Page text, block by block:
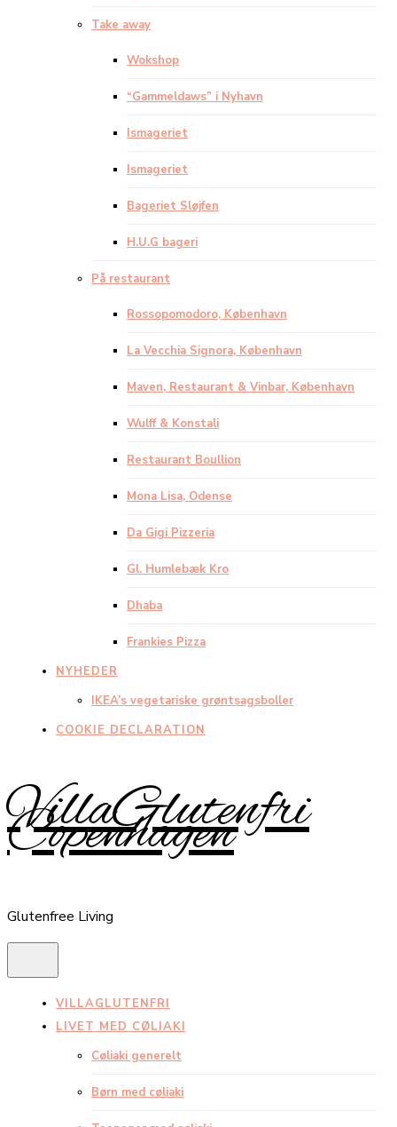
Take away
Wokshop
“Gammeldaws” i Nyhavn
Ismageriet
Ismageriet
Bageriet Sløjfen
H.U.G bageri
På restaurant
Rossopomodoro, København
La Vecchia Signora, København
Maven, Restaurant & Vinbar, København
Wulff & Konstali
Restaurant Boullion
Mona Lisa, Odense
Da Gigi Pizzeria
Gl. Humlebæk Kro
Dhaba
Frankies Pizza
NYHEDER
IKEA’s vegetariske grøntsagsboller
COOKIE DECLARATION
VillaGlutenfri
Copenhagen
Glutenfree Living
VILLAGLUTENFRI
LIVET MED CØLIAKI
Cøliaki generelt
Børn med cøliaki